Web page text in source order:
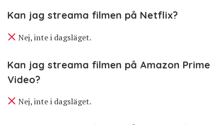
Kan jag streama filmen på Netflix?
Nej, inte i dagsläget.
Kan jag streama filmen på Amazon Prime
Video?
Nej, inte i dagsläget.